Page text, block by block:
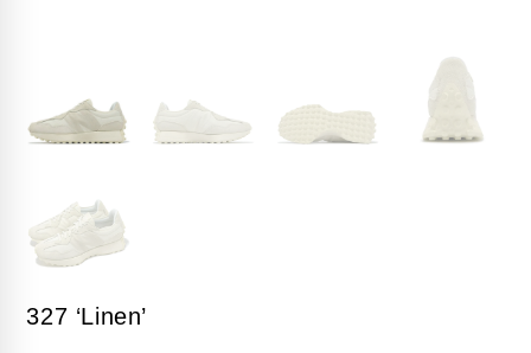
327 ‘Linen’